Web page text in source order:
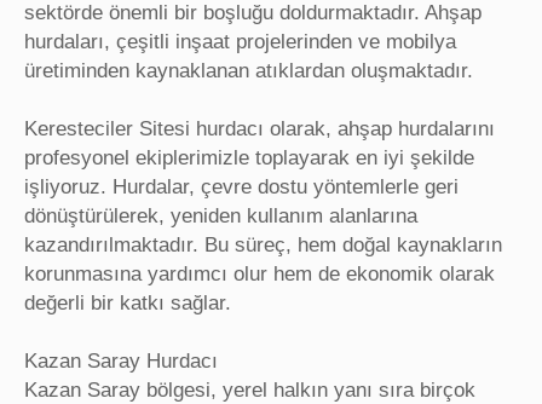
sektörde önemli bir boşluğu doldurmaktadır. Ahşap
hurdaları, çeşitli inşaat projelerinden ve mobilya
üretiminden kaynaklanan atıklardan oluşmaktadır.
Keresteciler Sitesi hurdacı olarak, ahşap hurdalarını
profesyonel ekiplerimizle toplayarak en iyi şekilde
işliyoruz. Hurdalar, çevre dostu yöntemlerle geri
dönüştürülerek, yeniden kullanım alanlarına
kazandırılmaktadır. Bu süreç, hem doğal kaynakların
korunmasına yardımcı olur hem de ekonomik olarak
değerli bir katkı sağlar.
Kazan Saray Hurdacı
Kazan Saray bölgesi, yerel halkın yanı sıra birçok